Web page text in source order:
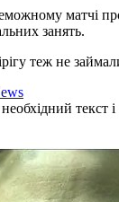
матчі
занять.
теж не
текст